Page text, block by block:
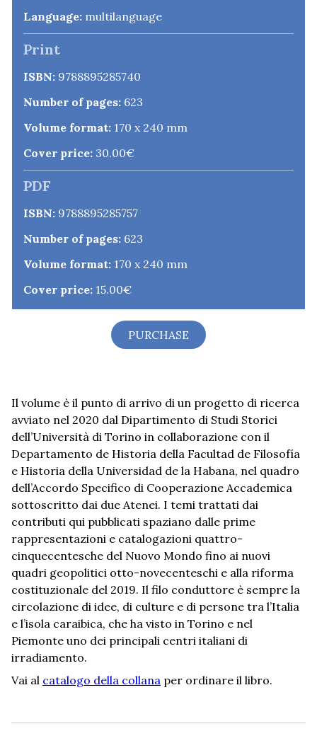
Language: multilanguage
Print
ISBN: 9788895285740
Number of pages: 623
Volume format: 170 x 240 mm
Cover price: 30.00€
PDF
ISBN: 9788895285757
Number of pages: 623
Volume format: 170 x 240 mm
Cover price: 15.00€
PURCHASE
Il volume è il punto di arrivo di un progetto di ricerca
avviato nel 2020 dal Dipartimento di Studi Storici
dell’Università di Torino in collaborazione con il
Departamento de Historia della Facultad de Filosofía
e Historia della Universidad de la Habana, nel quadro
dell’Accordo Specifico di Cooperazione Accademica
sottoscritto dai due Atenei. I temi trattati dai
contributi qui pubblicati spaziano dalle prime
rappresentazioni e catalogazioni quattro-
cinquecentesche del Nuovo Mondo fino ai nuovi
quadri geopolitici otto-novecenteschi e alla riforma
costituzionale del 2019. Il filo conduttore è sempre la
circolazione di idee, di culture e di persone tra l’Italia
e l’isola caraibica, che ha visto in Torino e nel
Piemonte uno dei principali centri italiani di
irradiamento.
Vai al catalogo della collana per ordinare il libro.